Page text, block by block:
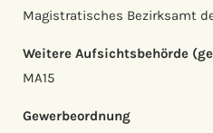
Magistratisches Bezirksamt
Weitere Aufsichtsbehörde
MA15
Gewerbeordnung